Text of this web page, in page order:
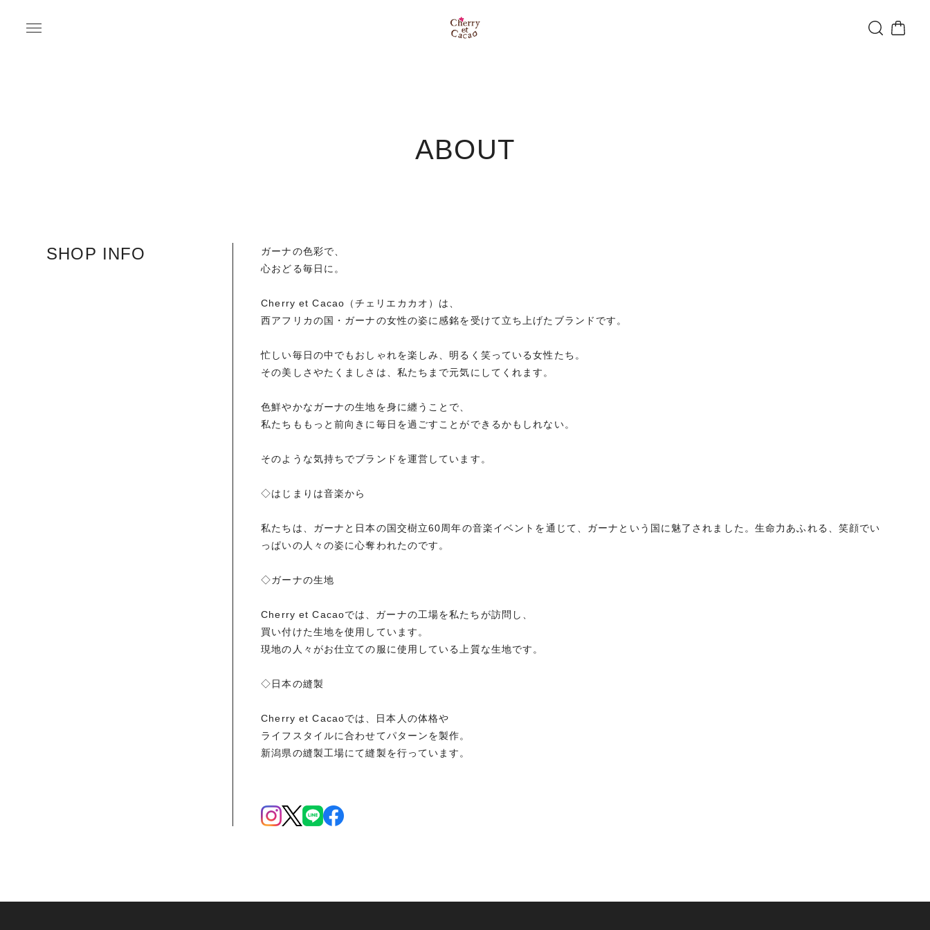
ABOUT
SHOP INFO
ガーナの色彩で、
心おどる毎日に。
Cherry et Cacao（チェリエカカオ）は、
西アフリカの国・ガーナの女性の姿に感銘を受けて立ち上げたブランドです。
忙しい毎日の中でもおしゃれを楽しみ、明るく笑っている女性たち。
その美しさやたくましさは、私たちまで元気にしてくれます。
色鮮やかなガーナの生地を身に纏うことで、
私たちももっと前向きに毎日を過ごすことができるかもしれない。
そのような気持ちでブランドを運営しています。
◇はじまりは音楽から
私たちは、ガーナと日本の国交樹立60周年の音楽イベントを通じて、ガーナという国に魅了されました。生命力あふれる、笑顔でい
っぱいの人々の姿に心奪われたのです。
◇ガーナの生地
Cherry et Cacaoでは、ガーナの工場を私たちが訪問し、
買い付けた生地を使用しています。
現地の人々がお仕立ての服に使用している上質な生地です。
◇日本の縫製
Cherry et Cacaoでは、日本人の体格や
ライフスタイルに合わせてパターンを製作。
新潟県の縫製工場にて縫製を行っています。